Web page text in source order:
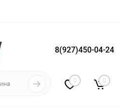
Вход Регистрация
8(927)450-04-24
0 0